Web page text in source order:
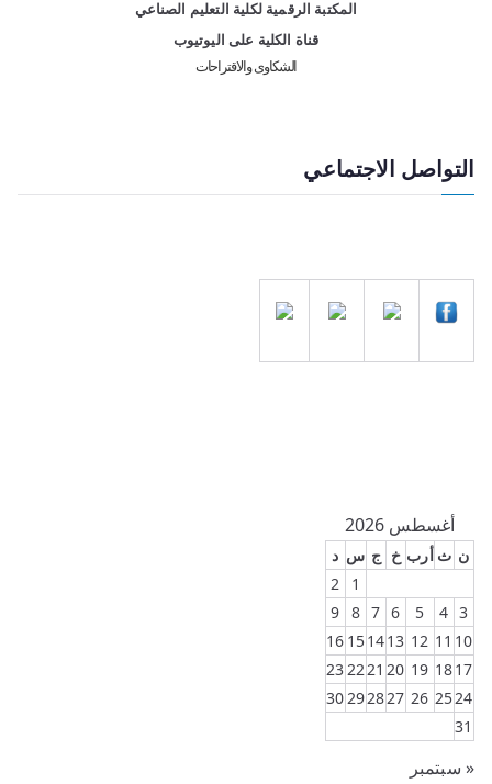
المكتبة الرقمية لكلية التعليم الصناعي
قناة الكلية على اليوتيوب
الشكاوى والاقتراحات
التواصل الاجتماعي
أغسطس 2026
ن ث أرب خ ج س د
1
2
3
4
5
6
7
8
9
10
11
12
13
14
15
16
17
18
19
20
21
22
23
24
25
26
27
28
29
30
31
« سبتمبر